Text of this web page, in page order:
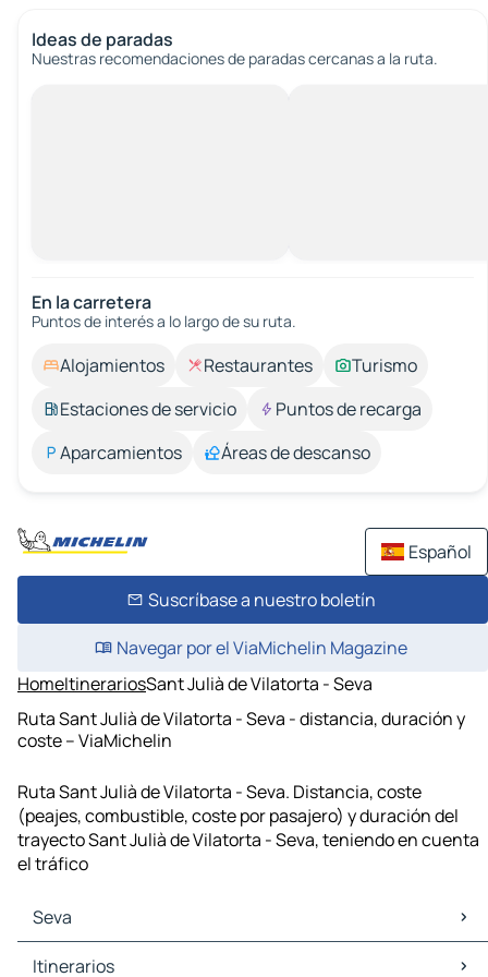
Ideas de paradas
Nuestras recomendaciones de paradas cercanas a la ruta.
En la carretera
Puntos de interés a lo largo de su ruta.
Alojamientos Restaurantes
Turismo
Estaciones de servicio
Puntos de recarga
Aparcamientos
Áreas de descanso
Español
Suscríbase a nuestro boletín
Navegar por el ViaMichelin Magazine
HomeItinerariosSant Julià de Vilatorta - Seva
Ruta Sant Julià de Vilatorta - Seva - distancia, duración y
coste – ViaMichelin
Ruta Sant Julià de Vilatorta - Seva. Distancia, coste
(peajes, combustible, coste por pasajero) y duración del
trayecto Sant Julià de Vilatorta - Seva, teniendo en cuenta
el tráfico
Seva
Seva Mapas Planos
Itinerarios